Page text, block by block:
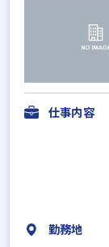
仕事内容
勤務地